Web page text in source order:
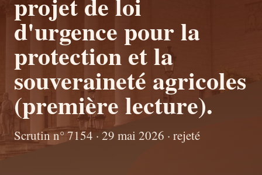
d'urgence pour la
protection et la
souveraineté agricoles
(première lecture).
Scrutin n° 7154 · 29 mai 2026 · rejeté